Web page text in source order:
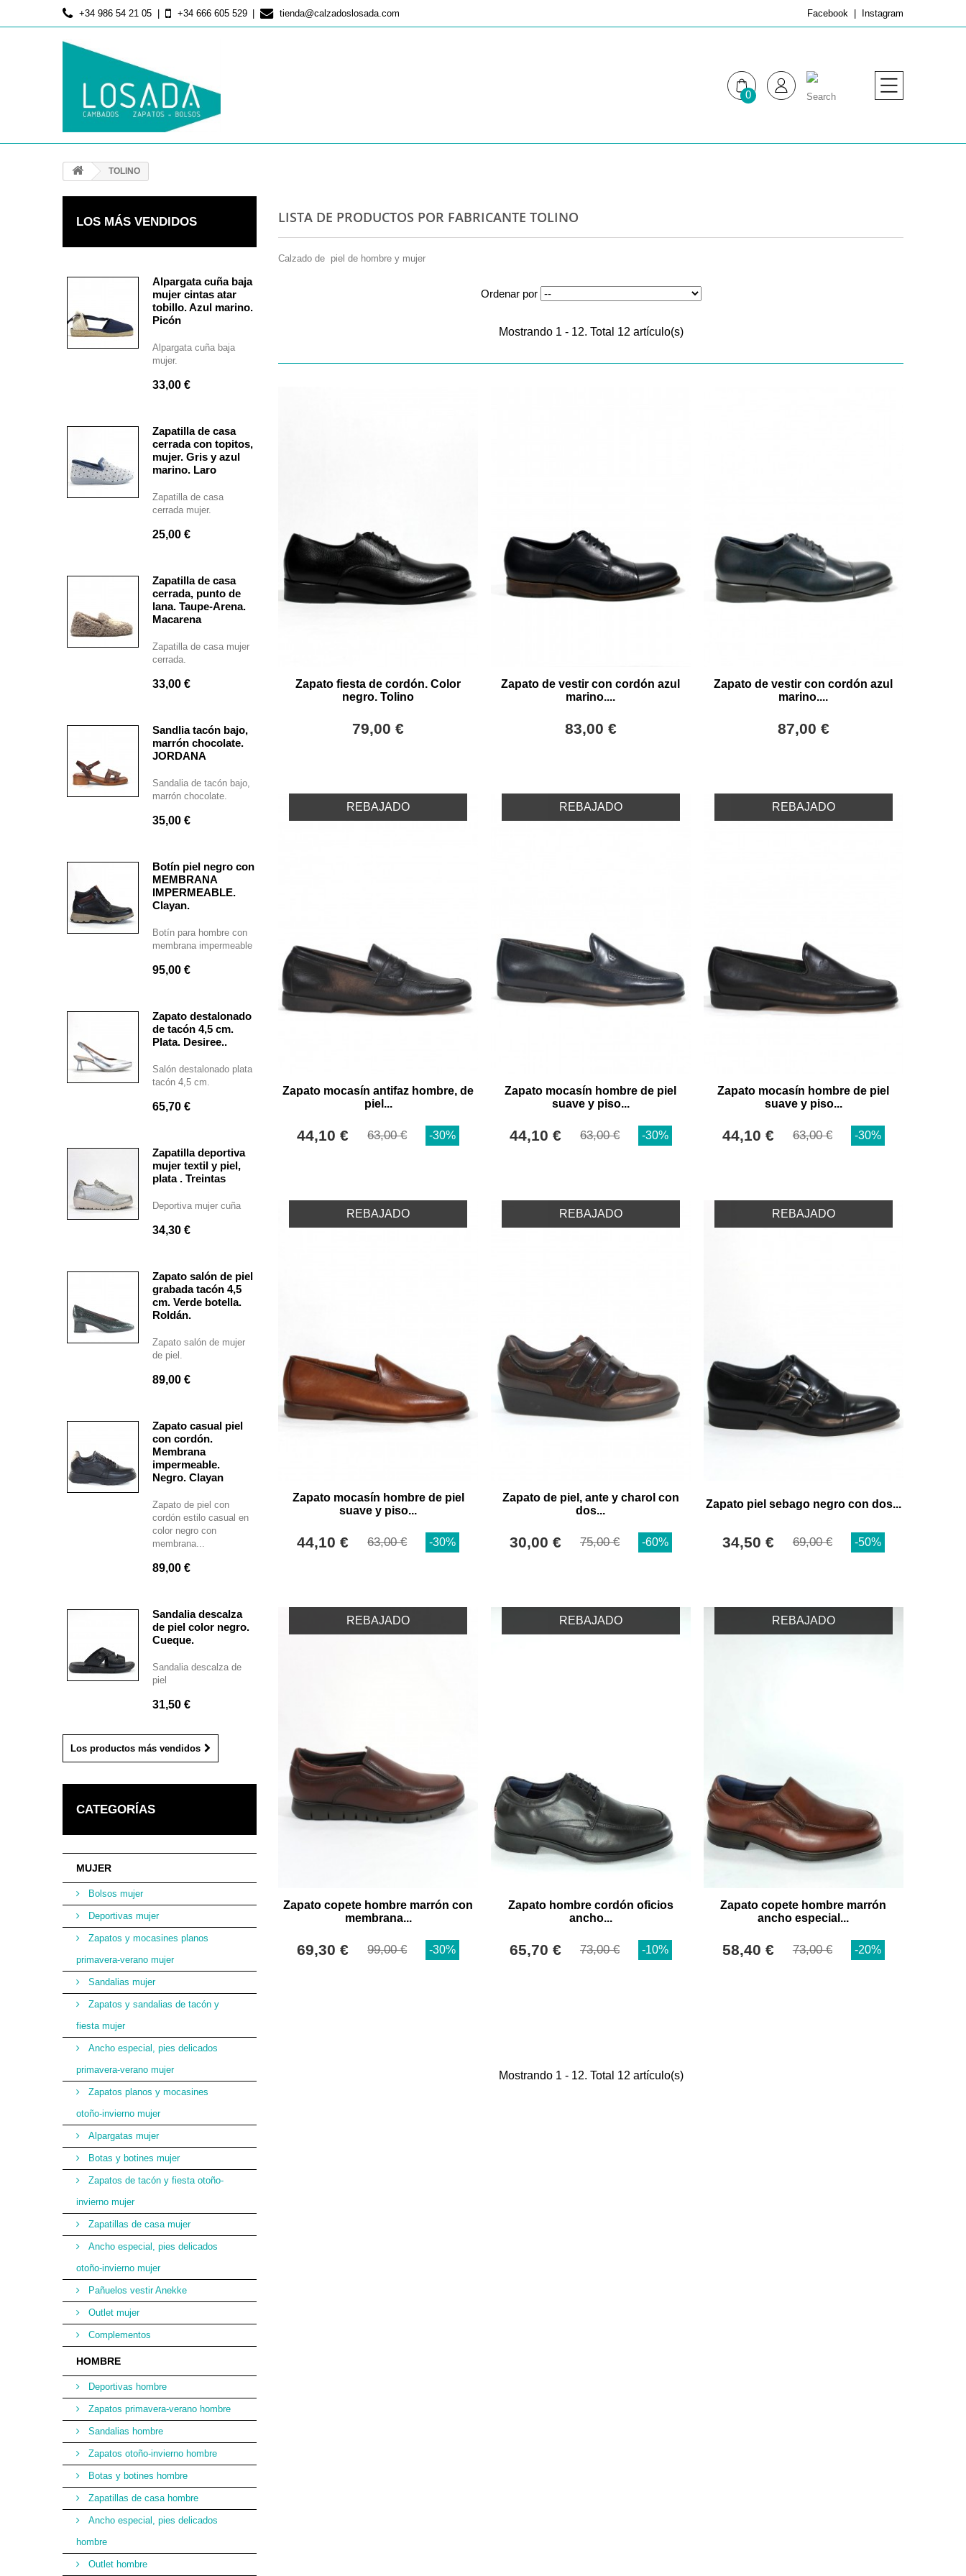
+34 986 54 21 05 +34 666 605 529 tienda@calzadoslosada.com Facebook Instagram
0
TOLINO
LOS MÁS VENDIDOS
Alpargata cuña baja
mujer cintas atar
tobillo. Azul marino.
Picón
Alpargata cuña baja
mujer.
33,00 €
Zapatilla de casa
cerrada con topitos,
mujer. Gris y azul
marino. Laro
Zapatilla de casa
cerrada mujer.
25,00 €
Zapatilla de casa
cerrada, punto de
lana. Taupe-Arena.
Macarena
Zapatilla de casa mujer
cerrada.
33,00 €
Sandlia tacón bajo,
marrón chocolate.
JORDANA
Sandalia de tacón bajo,
marrón chocolate.
35,00 €
Botín piel negro con
MEMBRANA
IMPERMEABLE.
Clayan.
Botín para hombre con
membrana impermeable
95,00 €
Zapato destalonado
de tacón 4,5 cm.
Plata. Desiree..
Salón destalonado plata
tacón 4,5 cm.
65,70 €
Zapatilla deportiva
mujer textil y piel,
plata . Treintas
Deportiva mujer cuña
34,30 €
Zapato salón de piel
grabada tacón 4,5
cm. Verde botella.
Roldán.
Zapato salón de mujer
de piel.
89,00 €
Zapato casual piel
con cordón.
Membrana
impermeable.
Negro. Clayan
Zapato de piel con
cordón estilo casual en
color negro con
membrana...
89,00 €
Sandalia descalza
de piel color negro.
Cueque.
Sandalia descalza de
piel
31,50 €
Los productos más vendidos
CATEGORÍAS
MUJER
Bolsos mujer
Deportivas mujer
Zapatos y mocasines planos
primavera-verano mujer
Sandalias mujer
Zapatos y sandalias de tacón y
fiesta mujer
Ancho especial, pies delicados
primavera-verano mujer
Zapatos planos y mocasines
otoño-invierno mujer
Alpargatas mujer
Botas y botines mujer
Zapatos de tacón y fiesta otoño-
invierno mujer
Zapatillas de casa mujer
Ancho especial, pies delicados
otoño-invierno mujer
Pañuelos vestir Anekke
Outlet mujer
Complementos
HOMBRE
Deportivas hombre
Zapatos primavera-verano hombre
Sandalias hombre
Zapatos otoño-invierno hombre
Botas y botines hombre
Zapatillas de casa hombre
Ancho especial, pies delicados
hombre
Outlet hombre
LISTA DE PRODUCTOS POR FABRICANTE TOLINO
Calzado de piel de hombre y mujer
Ordenar por
Mostrando 1 - 12. Total 12 artículo(s)
Zapato fiesta de cordón. Color
negro. Tolino
79,00 €
Zapato de vestir con cordón azul
marino....
83,00 €
Zapato de vestir con cordón azul
marino....
87,00 €
REBAJADO
Zapato mocasín antifaz hombre, de
piel...
44,10 € 63,00 € -30%
REBAJADO
Zapato mocasín hombre de piel
suave y piso...
44,10 € 63,00 € -30%
REBAJADO
Zapato mocasín hombre de piel
suave y piso...
44,10 € 63,00 € -30%
REBAJADO
Zapato mocasín hombre de piel
suave y piso...
44,10 € 63,00 € -30%
REBAJADO
Zapato de piel, ante y charol con
dos...
30,00 € 75,00 € -60%
REBAJADO
Zapato piel sebago negro con dos...
34,50 € 69,00 € -50%
REBAJADO
Zapato copete hombre marrón con
membrana...
69,30 € 99,00 € -30%
REBAJADO
Zapato hombre cordón oficios
ancho...
65,70 € 73,00 € -10%
REBAJADO
Zapato copete hombre marrón
ancho especial...
58,40 € 73,00 € -20%
Mostrando 1 - 12. Total 12 artículo(s)